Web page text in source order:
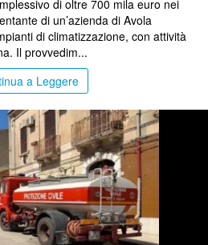
di oltre 700 mila euro nei
di un’azienda di Avola
di climatizzazione, con attività
Il provvedim...
a Leggere